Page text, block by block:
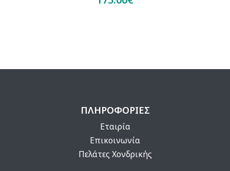
ΠΛΗΡΟΦΟΡΙΕΣ
Εταιρία
Επικοινωνία
Πελάτες Χονδρικής